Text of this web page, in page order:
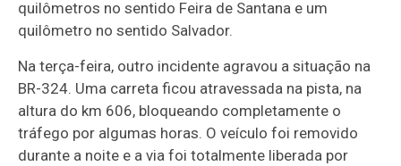
quilômetros no sentido Feira de Santana e um
quilômetro no sentido Salvador.
Na terça-feira, outro incidente agravou a situação na
BR-324. Uma carreta ficou atravessada na pista, na
altura do km 606, bloqueando completamente o
tráfego por algumas horas. O veículo foi removido
durante a noite e a via foi totalmente liberada por